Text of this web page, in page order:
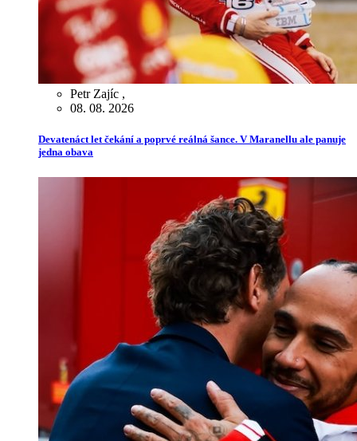
Petr Zajíc ,
08. 08. 2026
Devatenáct let čekání a poprvé reálná šance. V Maranellu ale panuje
jedna obava